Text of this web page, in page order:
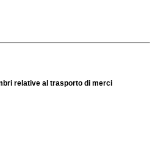
relative al trasporto di merci